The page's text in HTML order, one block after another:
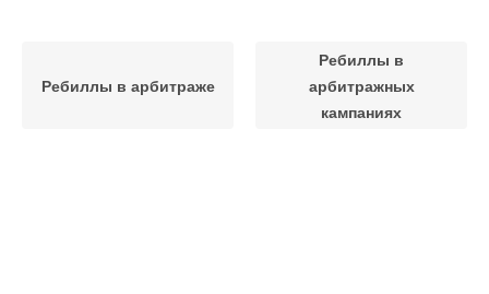
Ребиллы в арбитраже
Ребиллы в
арбитражных
кампаниях